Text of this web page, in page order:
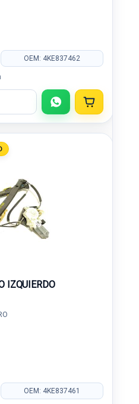
OEM: 4KE837462
IZQUIERDO
OEM: 4KE837461